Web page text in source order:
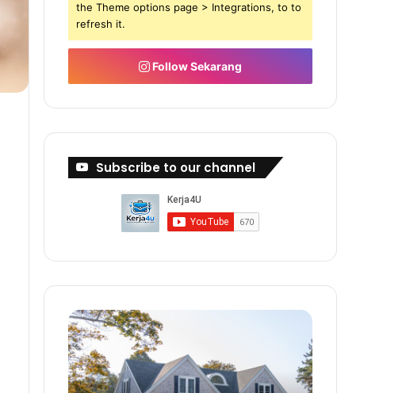
the Theme options page > Integrations, to to
refresh it.
Follow Sekarang
Subscribe to our channel
Buat
5-
6
Angka
Dengan
Buat
Dengan
Bisnes
Sabun